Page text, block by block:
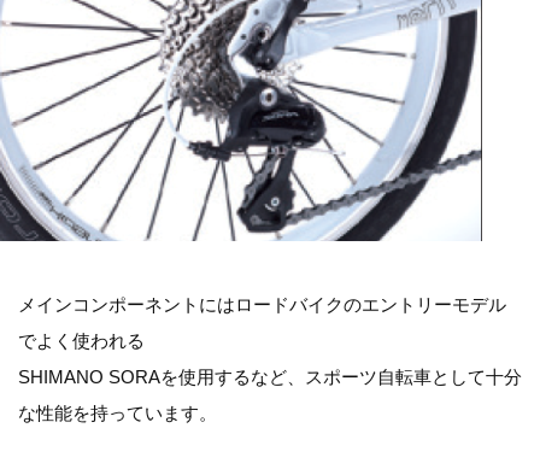
メインコンポーネントにはロードバイクのエントリーモデル
でよく使われる
SHIMANO SORAを使用するなど、スポーツ自転車として十分
な性能を持っています。